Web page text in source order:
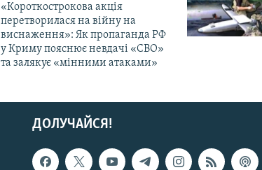
«Короткострокова акція
перетворилася на війну на
виснаження»: Як пропаганда РФ
у Криму пояснює невдачі «СВО»
та залякує «мінними атаками»
ДОЛУЧАЙСЯ!